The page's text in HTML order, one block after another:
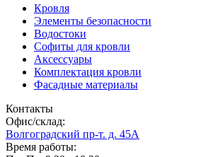
Кровля
Элементы безопасности
Водостоки
Софиты для кровли
Аксессуары
Комплектация кровли
Фасадные материалы
Контакты
Офис/склад:
Волгоградский пр-т. д. 45А
Время работы: